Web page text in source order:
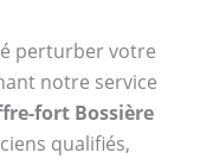
perturber votre
notre service
fort Bossière
qualifiés,